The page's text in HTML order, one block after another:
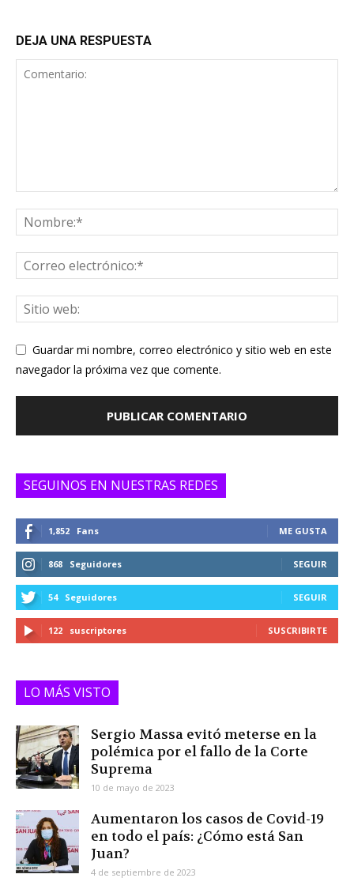
DEJA UNA RESPUESTA
Guardar mi nombre, correo electrónico y sitio web en este
navegador la próxima vez que comente.
SEGUINOS EN NUESTRAS REDES
1,852 Fans ME GUSTA
868 Seguidores SEGUIR
54 Seguidores SEGUIR
122 suscriptores SUSCRIBIRTE
LO MÁS VISTO
Sergio Massa evitó meterse en la
polémica por el fallo de la Corte
Suprema
10 de mayo de 2023
Aumentaron los casos de Covid-19
en todo el país: ¿Cómo está San
Juan?
4 de septiembre de 2023